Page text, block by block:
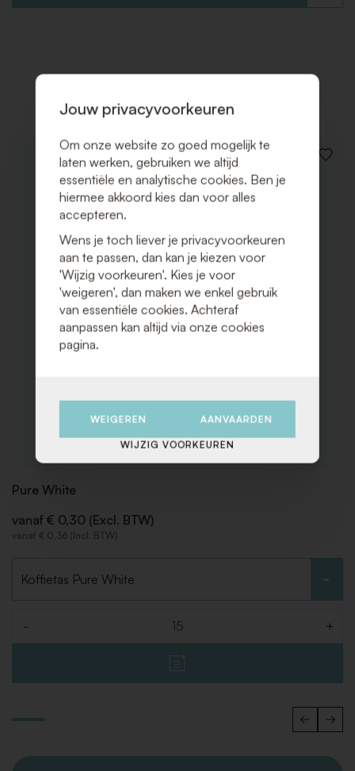
TOE
VOEG
Pure White
vanaf € 0,30 (Excl. BTW)
vanaf € 0,36 (Incl. BTW)
- +
Jouw privacyvoorkeuren
Om onze website zo goed mogelijk te
laten werken, gebruiken we altijd
essentiële en analytische cookies. Ben je
hiermee akkoord kies dan voor alles
accepteren.
Wens je toch liever je privacyvoorkeuren
aan te passen, dan kan je kiezen voor
'Wijzig voorkeuren'. Kies je voor
'weigeren', dan maken we enkel gebruik
van essentiële cookies. Achteraf
aanpassen kan altijd via onze cookies
pagina.
WEIGEREN AANVAARDEN
WIJZIG VOORKEUREN